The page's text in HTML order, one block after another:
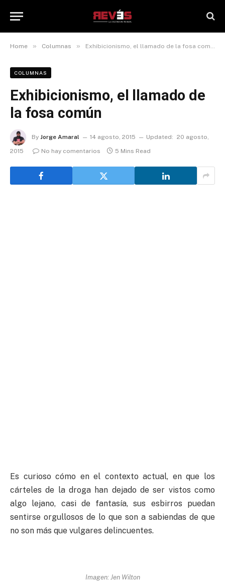
Home » Columnas » Exhibicionismo, el llamado de la fosa común
COLUMNAS
Exhibicionismo, el llamado de
la fosa común
By Jorge Amaral 14 agosto, 2015 Updated: 20 agosto,
2015
No hay comentarios 5 Mins Read
Es curioso cómo en el contexto actual, en que los
cárteles de la droga han dejado de ser vistos como
algo lejano, casi de fantasía, sus esbirros puedan
sentirse orgullosos de lo que son a sabiendas de que
no son más que vulgares delincuentes.
Imagen: Jen Wilton